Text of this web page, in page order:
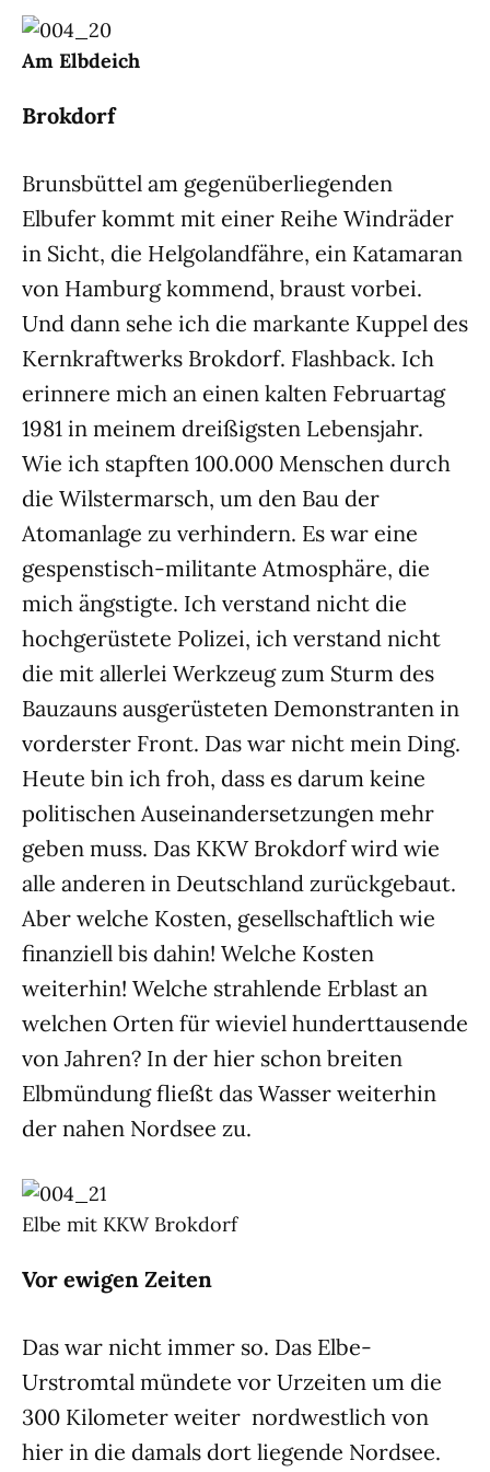
Am Elbdeich
Brokdorf
Brunsbüttel am gegenüberliegenden
Elbufer kommt mit einer Reihe Windräder
in Sicht, die Helgolandfähre, ein Katamaran
von Hamburg kommend, braust vorbei.
Und dann sehe ich die markante Kuppel des
Kernkraftwerks Brokdorf. Flashback. Ich
erinnere mich an einen kalten Februartag
1981 in meinem dreißigsten Lebensjahr.
Wie ich stapften 100.000 Menschen durch
die Wilstermarsch, um den Bau der
Atomanlage zu verhindern. Es war eine
gespenstisch-militante Atmosphäre, die
mich ängstigte. Ich verstand nicht die
hochgerüstete Polizei, ich verstand nicht
die mit allerlei Werkzeug zum Sturm des
Bauzauns ausgerüsteten Demonstranten in
vorderster Front. Das war nicht mein Ding.
Heute bin ich froh, dass es darum keine
politischen Auseinandersetzungen mehr
geben muss. Das KKW Brokdorf wird wie
alle anderen in Deutschland zurückgebaut.
Aber welche Kosten, gesellschaftlich wie
finanziell bis dahin! Welche Kosten
weiterhin! Welche strahlende Erblast an
welchen Orten für wieviel hunderttausende
von Jahren? In der hier schon breiten
Elbmündung fließt das Wasser weiterhin
der nahen Nordsee zu.
Elbe mit KKW Brokdorf
Vor ewigen Zeiten
Das war nicht immer so. Das Elbe-
Urstromtal mündete vor Urzeiten um die
300 Kilome­ter weiter nordwestlich von
hier in die damals dort liegende Nordsee.